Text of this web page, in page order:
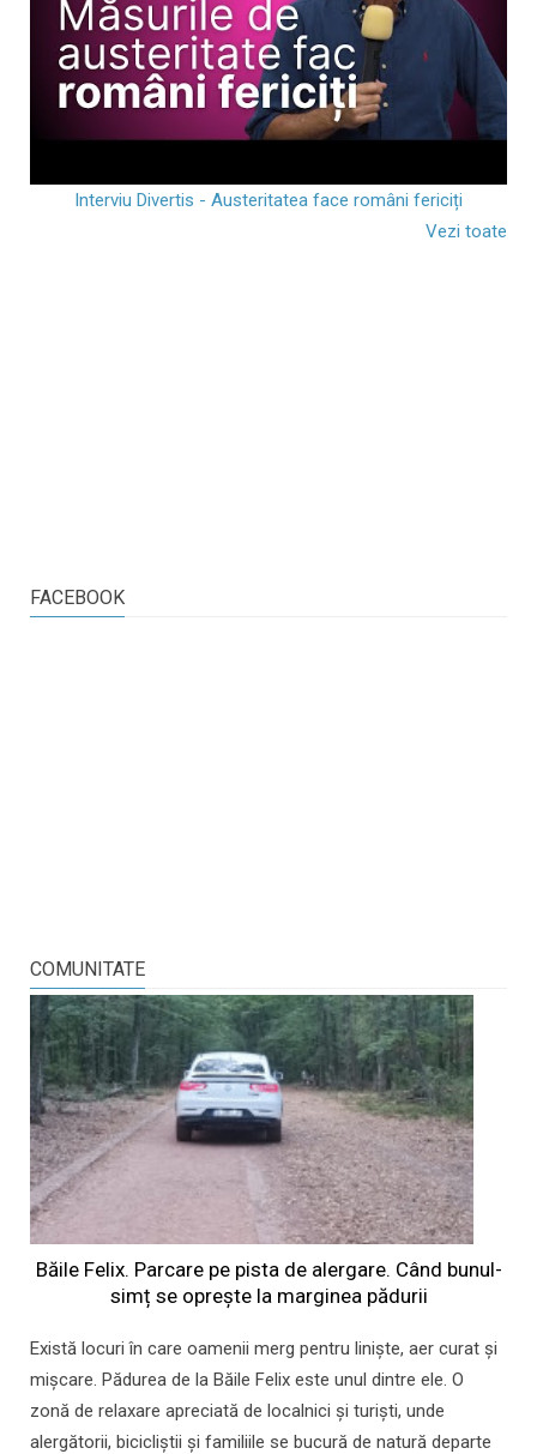
Interviu Divertis - Austeritatea face români fericiți
Vezi toate
FACEBOOK
COMUNITATE
Băile Felix. Parcare pe pista de alergare. Când bunul-
simț se oprește la marginea pădurii
Există locuri în care oamenii merg pentru liniște, aer curat și
mișcare. Pădurea de la Băile Felix este unul dintre ele. O
zonă de relaxare apreciată de localnici și turiști, unde
alergătorii, bicicliștii și familiile se bucură de natură departe